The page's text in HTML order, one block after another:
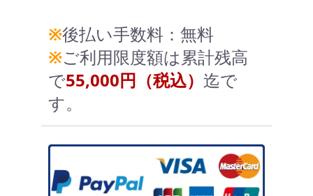
※後払い手数料：無料
※ご利用限度額は累計残高
で55,000円（税込） 迄で
す。